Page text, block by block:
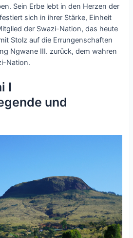
Sein Erbe lebt in den Herzen der
sich in ihrer Stärke, Einheit
der Swazi-Nation, das heute
Stolz auf die Errungenschaften
Ngwane III. zurück, dem wahren
Nation.
I
und